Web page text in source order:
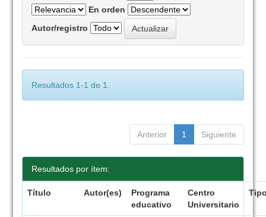
En orden
Autor/registro
Resultados 1-1 de 1.
Anterior 1 Siguiente
Resultados por ítem:
Título Autor(es)
Programa
educativo
Centro
Universitario